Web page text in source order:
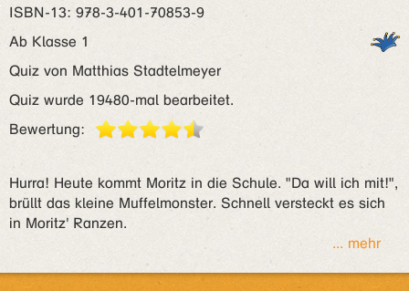
ISBN‑13: 978-3-401-70853-9
Ab Klasse 1
Quiz von Matthias Stadtelmeyer
Quiz wurde 19480-mal bearbeitet.
Bewertung:
Hurra! Heute kommt Moritz in die Schule. "Da will ich mit!",
brüllt das kleine Muffelmonster. Schnell versteckt es sich
in Moritz' Ranzen.
... mehr